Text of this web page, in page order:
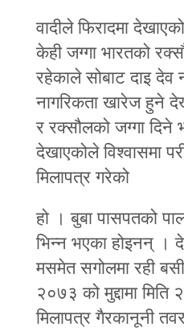
वादीले फिरादमा
केही जग्गा भारतको
रहेकाले सोबाट दाइ देव
नागरिकता खारेज हुने
र रक्सौलको जग्‍गा दिने
देखाएकोले विश्वासमा
मिलापत्र गरेको
हो । बुबा पासपतको
भिन्‍न भएका होइनन् ।
मसमेत सगोलमा रही
२०७३ को मुद्दामा
मिलापत्र गैरकानूनी